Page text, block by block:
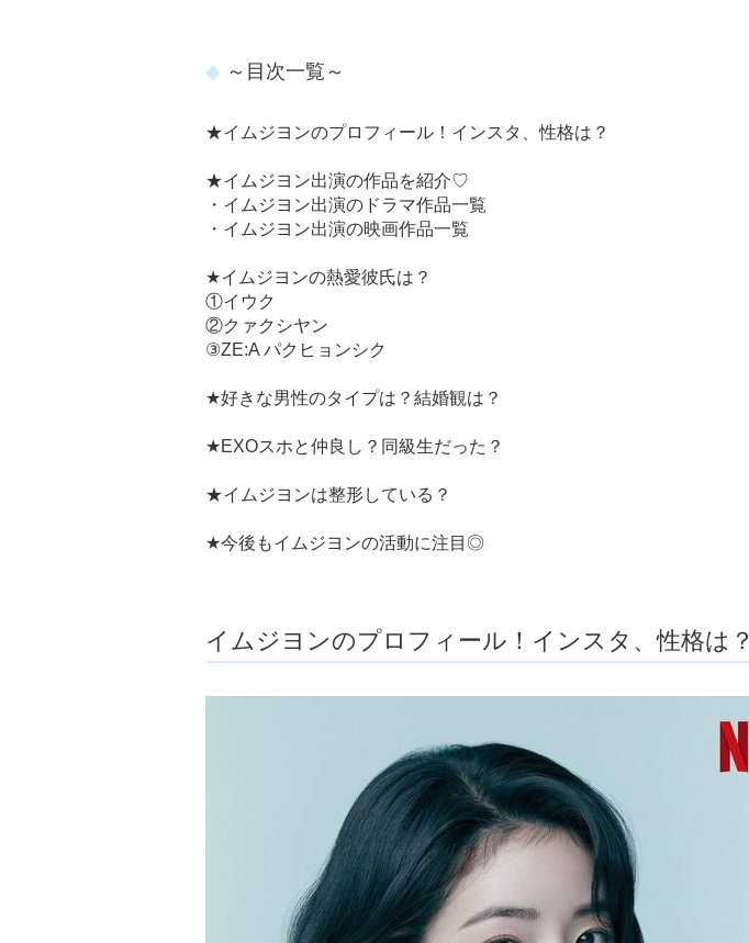
～目次一覧～
★イムジヨンのプロフィール！インスタ、性格は？
★イムジヨン出演の作品を紹介♡
・イムジヨン出演のドラマ作品一覧
・イムジヨン出演の映画作品一覧
★イムジヨンの熱愛彼氏は？
①イウク
②クァクシヤン
③ZE:A パクヒョンシク
★好きな男性のタイプは？結婚観は？
★EXOスホと仲良し？同級生だった？
★イムジヨンは整形している？
★今後もイムジヨンの活動に注目◎
イムジヨンのプロフィール！インスタ、性格は？